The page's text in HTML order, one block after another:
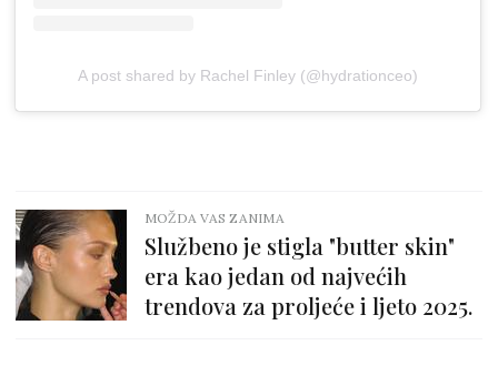
A post shared by Rachel Finley (@hydrationceo)
MOŽDA VAS ZANIMA
Službeno je stigla "butter skin"
era kao jedan od najvećih
trendova za proljeće i ljeto 2025.